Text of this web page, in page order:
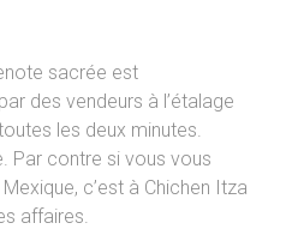
sacrée est
des vendeurs à l’étalage
les deux minutes.
Par contre si vous vous
c’est à Chichen Itza
affaires.